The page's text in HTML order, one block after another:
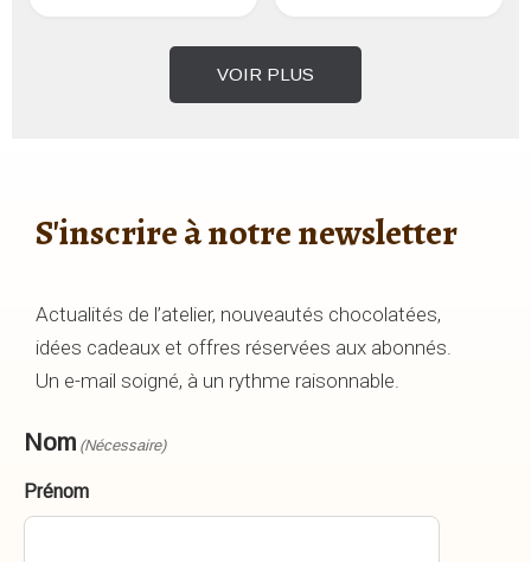
VOIR PLUS
S'inscrire à notre newsletter
Actualités de l’atelier, nouveautés chocolatées,
idées cadeaux et offres réservées aux abonnés.
Un e-mail soigné, à un rythme raisonnable.
Nom (Nécessaire)
Prénom